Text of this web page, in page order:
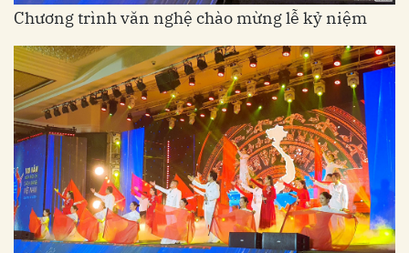
Chương trình văn nghệ chào mừng lễ kỷ niệm